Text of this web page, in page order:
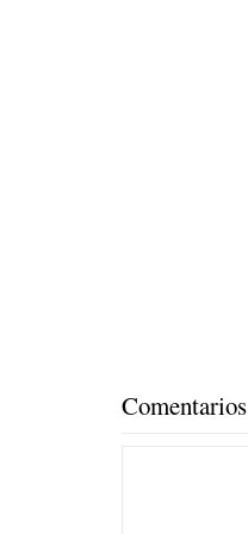
Comentarios